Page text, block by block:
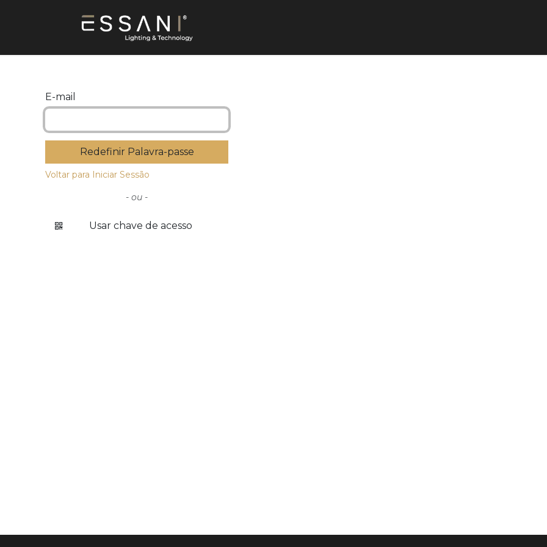
E-mail
Redefinir Palavra-passe
Voltar para Iniciar Sessão
- ou -
Usar chave de acesso